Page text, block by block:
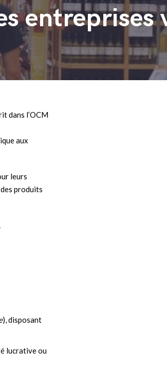
entreprises
dans l’OCM
aux
leurs
des produits
), disposant
lucrative ou